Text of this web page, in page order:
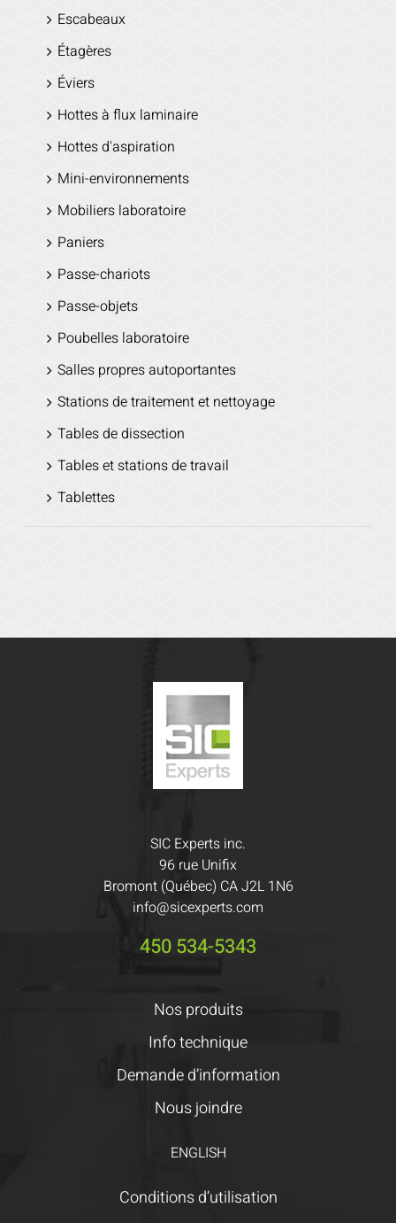
Escabeaux
Étagères
Éviers
Hottes à flux laminaire
Hottes d'aspiration
Mini-environnements
Mobiliers laboratoire
Paniers
Passe-chariots
Passe-objets
Poubelles laboratoire
Salles propres autoportantes
Stations de traitement et nettoyage
Tables de dissection
Tables et stations de travail
Tablettes
SIC Experts inc.
96 rue Unifix
Bromont (Québec) CA J2L 1N6
info@sicexperts.com
450 534-5343
Nos produits
Info technique
Demande d’information
Nous joindre
ENGLISH
Conditions d’utilisation